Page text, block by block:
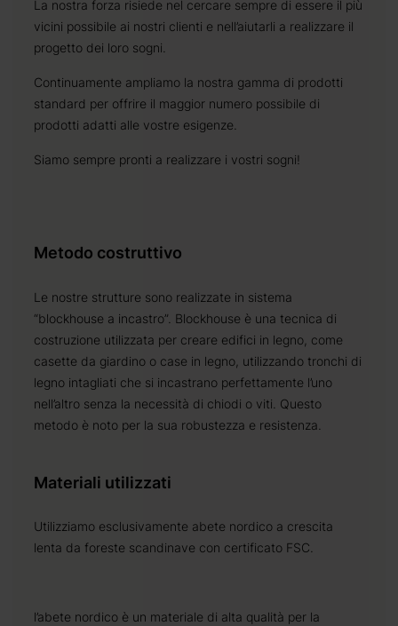
La nostra forza risiede nel cercare sempre di essere il più
vicini possibile ai nostri clienti e nell’aiutarli a realizzare il
progetto dei loro sogni.
Continuamente ampliamo la nostra gamma di prodotti
standard per offrire il maggior numero possibile di
prodotti adatti alle vostre esigenze.
Siamo sempre pronti a realizzare i vostri sogni!
Metodo costruttivo
Le nostre strutture sono realizzate in sistema
“blockhouse a incastro”. Blockhouse è una tecnica di
costruzione utilizzata per creare edifici in legno, come
casette da giardino o case in legno, utilizzando tronchi di
legno intagliati che si incastrano perfettamente l’uno
nell’altro senza la necessità di chiodi o viti. Questo
metodo è noto per la sua robustezza e resistenza.
Materiali utilizzati
Utilizziamo esclusivamente abete nordico a crescita
lenta da foreste scandinave con certificato FSC.
l’abete nordico è un materiale di alta qualità per la